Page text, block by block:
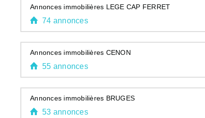
Annonces immobilières LEGE CAP FERRET
74 annonces
Annonces immobilières CENON
55 annonces
Annonces immobilières BRUGES
53 annonces